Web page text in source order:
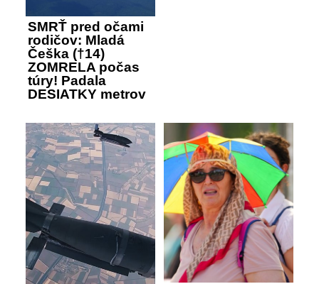
SMRŤ pred očami
rodičov: Mladá
Češka (†14)
ZOMRELA počas
túry! Padala
DESIATKY metrov